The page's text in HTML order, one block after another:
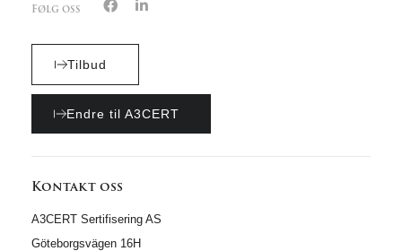
Følg oss
Tilbud
Endre til A3CERT
Kontakt oss
A3CERT Sertifisering AS
Göteborgsvägen 16H